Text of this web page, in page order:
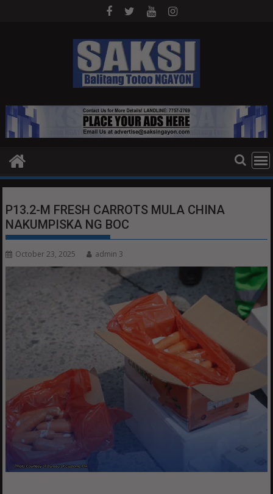
P13.2-M FRESH CARROTS MULA CHINA
NAKUMPISKA NG BOC
October 23, 2025 admin 3